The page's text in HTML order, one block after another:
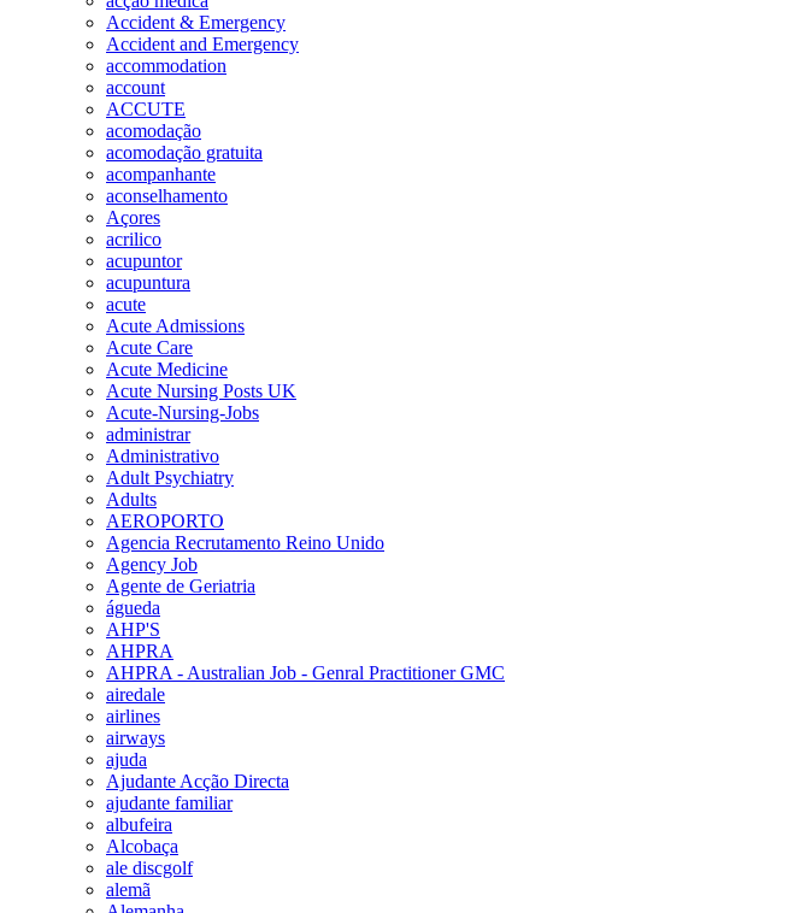
Accident & Emergency
Accident and Emergency
accommodation
account
ACCUTE
acomodação
acomodação gratuita
acompanhante
aconselhamento
Açores
acrilico
acupuntor
acupuntura
acute
Acute Admissions
Acute Care
Acute Medicine
Acute Nursing Posts UK
Acute-Nursing-Jobs
administrar
Administrativo
Adult Psychiatry
Adults
AEROPORTO
Agencia Recrutamento Reino Unido
Agency Job
Agente de Geriatria
águeda
AHP'S
AHPRA
AHPRA - Australian Job - Genral Practitioner GMC
airedale
airlines
airways
ajuda
Ajudante Acção Directa
ajudante familiar
albufeira
Alcobaça
ale discgolf
alemã